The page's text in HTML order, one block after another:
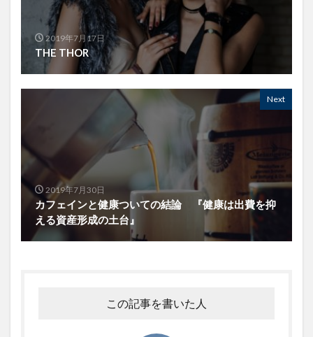
2019年7月17日
THE THOR
Next
2019年7月30日
カフェインと健康ついての結論 『健康は出費を抑
える資産形成の土台』
この記事を書いた人